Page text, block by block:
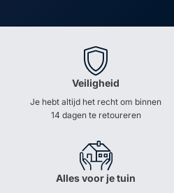
Veiligheid
Je hebt altijd het recht om binnen
14 dagen te retoureren
Alles voor je tuin